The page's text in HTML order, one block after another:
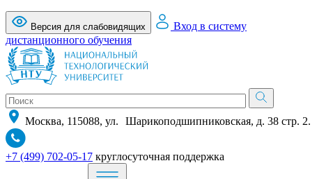
Версия для слабовидящих
Вход в систему
дистанционного обучения
Москва, 115088, ул. Шарикоподшипниковская, д. 38 стр. 2.
+7 (499) 702-05-17 круглосуточная поддержка